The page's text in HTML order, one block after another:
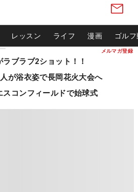
メルマガ登録
レッスン ライフ 漫画 ゴル
ラブラブ2ショット！！
が浴衣姿で長岡花火大会へ
スコンフィールドで始球式